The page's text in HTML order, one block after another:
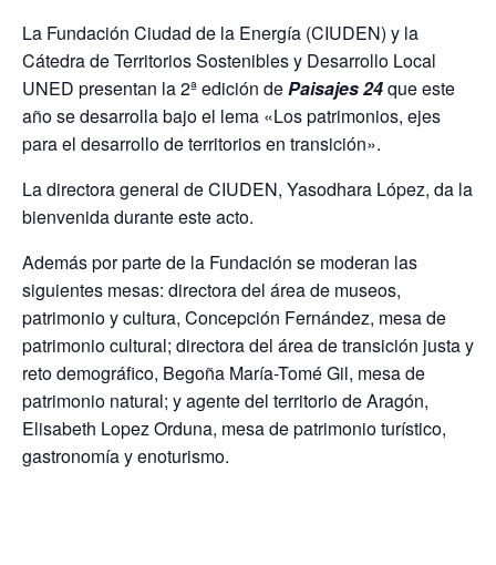
La Fundación Ciudad de la Energía (CIUDEN) y la
Cátedra de Territorios Sostenibles y Desarrollo Local
UNED presentan la 2ª edición dePaisajes 24que este
año se desarrolla bajo el lema «Los patrimonios, ejes
para el desarrollo de territorios en transición».
La directora general de CIUDEN, Yasodhara López, da la
bienvenida durante este acto.
Además por parte de la Fundación se moderan las
siguientes mesas: directora del área de museos,
patrimonio y cultura, Concepción Fernández, mesa de
patrimonio cultural; directora del área de transición justa y
reto demográfico, Begoña María-Tomé Gil, mesa de
patrimonio natural; y agente del territorio de Aragón,
Elisabeth Lopez Orduna, mesa de patrimonio turístico,
gastronomía y enoturismo.